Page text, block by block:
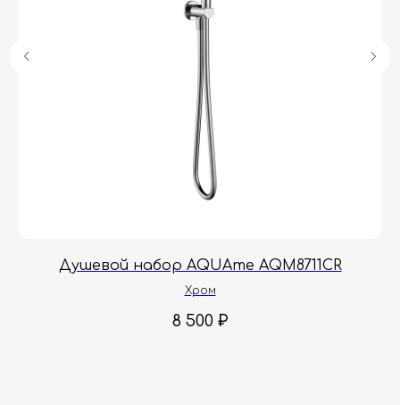
Душевой набор AQUAme AQM8711CR
Хром
8 500 ₽
Москва, Новопесчаная улица, 19к1
info@aquame-shop.ru
Принимаем звонки и обрабатываем
заказы с понедельника по пятницу
Политика конфиденциальности